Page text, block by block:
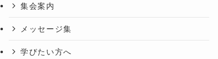
集会案内
メッセージ集
学びたい方へ